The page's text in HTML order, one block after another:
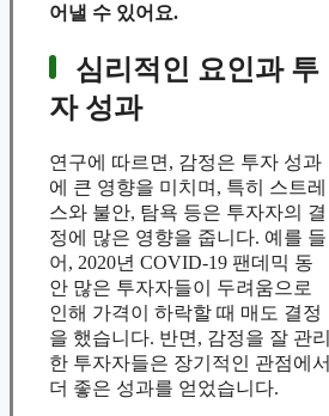
어낼 수 있어요.
심리적인 요인과 투
자 성과
연구에 따르면, 감정은 투자 성과
에 큰 영향을 미치며, 특히 스트레
스와 불안, 탐욕 등은 투자자의 결
정에 많은 영향을 줍니다. 예를 들
어, 2020년 COVID-19 팬데믹 동
안 많은 투자자들이 두려움으로
인해 가격이 하락할 때 매도 결정
을 했습니다. 반면, 감정을 잘 관리
한 투자자들은 장기적인 관점에서
더 좋은 성과를 얻었습니다.